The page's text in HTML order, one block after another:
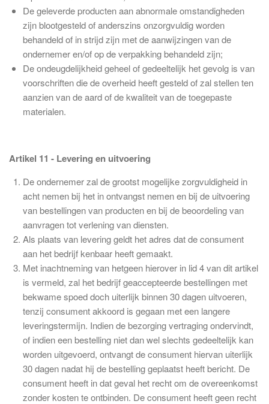
De geleverde producten aan abnormale omstandigheden
zijn blootgesteld of anderszins onzorgvuldig worden
behandeld of in strijd zijn met de aanwijzingen van de
ondernemer en/of op de verpakking behandeld zijn;
De ondeugdelijkheid geheel of gedeeltelijk het gevolg is van
voorschriften die de overheid heeft gesteld of zal stellen ten
aanzien van de aard of de kwaliteit van de toegepaste
materialen.
Artikel 11 - Levering en uitvoering
De ondernemer zal de grootst mogelijke zorgvuldigheid in
acht nemen bij het in ontvangst nemen en bij de uitvoering
van bestellingen van producten en bij de beoordeling van
aanvragen tot verlening van diensten.
Als plaats van levering geldt het adres dat de consument
aan het bedrijf kenbaar heeft gemaakt.
Met inachtneming van hetgeen hierover in lid 4 van dit artikel
is vermeld, zal het bedrijf geaccepteerde bestellingen met
bekwame spoed doch uiterlijk binnen 30 dagen uitvoeren,
tenzij consument akkoord is gegaan met een langere
leveringstermijn. Indien de bezorging vertraging ondervindt,
of indien een bestelling niet dan wel slechts gedeeltelijk kan
worden uitgevoerd, ontvangt de consument hiervan uiterlijk
30 dagen nadat hij de bestelling geplaatst heeft bericht. De
consument heeft in dat geval het recht om de overeenkomst
zonder kosten te ontbinden. De consument heeft geen recht